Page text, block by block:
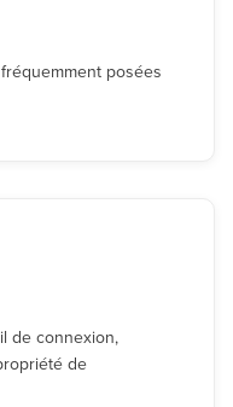
posées
de connexion,
de